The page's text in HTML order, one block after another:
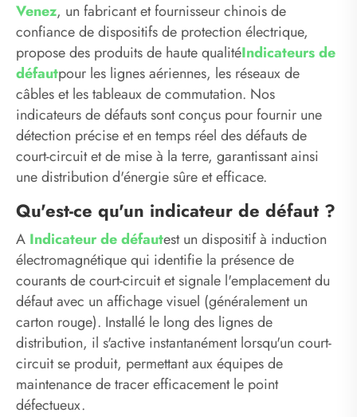
Venez, un fabricant et fournisseur chinois de
confiance de dispositifs de protection électrique,
propose des produits de haute qualitéIndicateurs de
défautpour les lignes aériennes, les réseaux de
câbles et les tableaux de commutation. Nos
indicateurs de défauts sont conçus pour fournir une
détection précise et en temps réel des défauts de
court-circuit et de mise à la terre, garantissant ainsi
une distribution d'énergie sûre et efficace.
Qu'est-ce qu'un indicateur de défaut ?
A Indicateur de défautest un dispositif à induction
électromagnétique qui identifie la présence de
courants de court-circuit et signale l'emplacement du
défaut avec un affichage visuel (généralement un
carton rouge). Installé le long des lignes de
distribution, il s'active instantanément lorsqu'un court-
circuit se produit, permettant aux équipes de
maintenance de tracer efficacement le point
défectueux.